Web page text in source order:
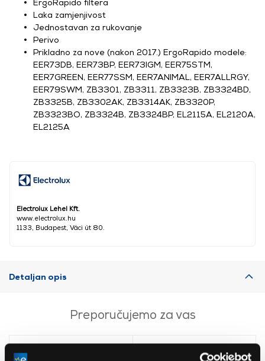
Electrolux Lehel Kft.
www.electrolux.hu
1133, Budapest, Váci út 80.
ErgoRapido filtera
Laka zamjenjivost
Jednostavan za rukovanje
Perivo
Prikladno za nove (nakon 2017.) ErgoRapido modele:
EER73DB, EER73BP, EER73IGM, EER75STM,
EER7GREEN, EER77SSM, EER7ANIMAL, EER7ALLRGY,
EER79SWM, ZB3301, ZB3311, ZB3323B, ZB3324BD,
ZB3325B, ZB3302AK, ZB3314AK, ZB3320P,
ZB3323BO, ZB3324B, ZB3324BP, EL2115A, EL2120A,
EL2125A
Detaljan opis
Preporučujemo za vas